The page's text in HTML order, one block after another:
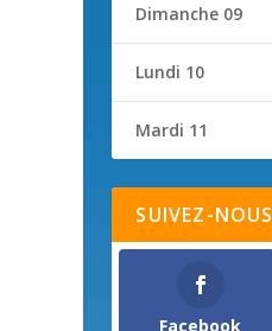
Dimanche 09
Lundi 10
Mardi 11
SUIVEZ-NOUS
Facebook